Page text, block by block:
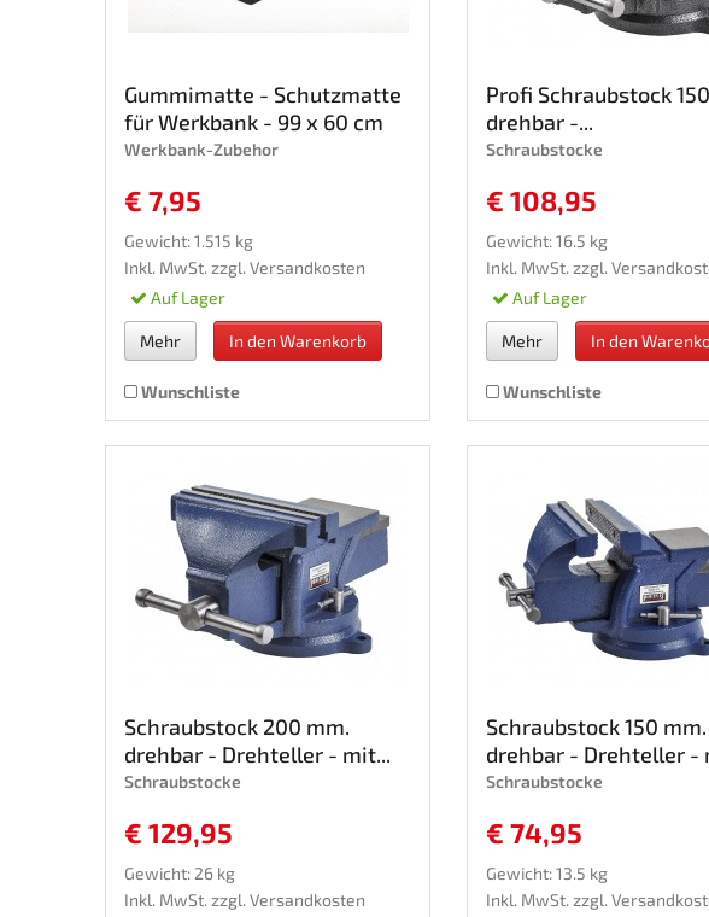
Gummimatte - Schutzmatte
für Werkbank - 99 x 60 cm
Werkbank-Zubehor
€ 7,95
Gewicht: 1.515 kg
Inkl. MwSt. zzgl. Versandkosten
Auf Lager
Mehr In den Warenkorb
Wunschliste
Profi Schraubstock
drehbar -...
Schraubstocke
€ 108,95
Gewicht: 16.5 kg
Inkl. MwSt. zzgl.
Auf Lager
Mehr In den
Wunschliste
Schraubstock 200 mm.
drehbar - Drehteller - mit...
Schraubstocke
€ 129,95
Gewicht: 26 kg
Inkl. MwSt. zzgl. Versandkosten
Schraubstock 150 mm.
drehbar - Drehteller -
Schraubstocke
€ 74,95
Gewicht: 13.5 kg
Inkl. MwSt. zzgl.